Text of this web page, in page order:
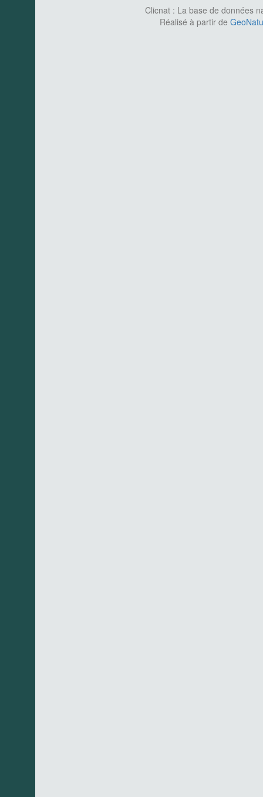
Clicnat : La base de données
Réalisé à partir de